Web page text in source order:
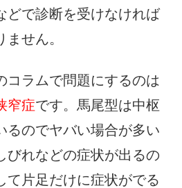
どで診断を受けなければ
せん。
コラムで問題にするのは
窄症です。馬尾型は中枢
るのでヤバい場合が多い
びれなどの症状が出るの
て片足だけに症状がでる